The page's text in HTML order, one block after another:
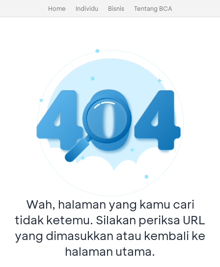
Home Individu Bisnis Tentang BCA
Wah, halaman yang kamu cari
tidak ketemu. Silakan periksa URL
yang dimasukkan atau kembali ke
halaman utama.